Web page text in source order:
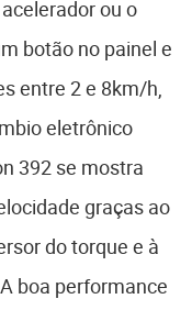
ou o
botão no painel e
entre 2 e 8km/h,
eletrônico
392 se mostra
graças ao
do torque e à
boa performance